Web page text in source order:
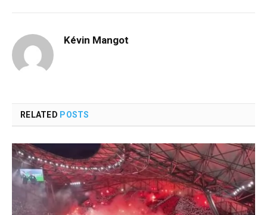
Kévin Mangot
RELATED POSTS